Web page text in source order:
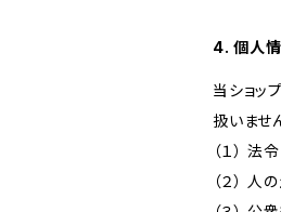
4. 個人
当ショッ
扱いませ
（１） 法
（２）